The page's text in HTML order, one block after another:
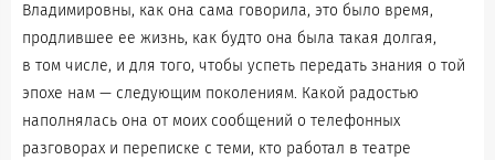
Владимировны, как она сама говорила, это было время,
продлившее ее жизнь, как будто она была такая долгая,
в том числе, и для того, чтобы успеть передать знания о той
эпохе нам — следующим поколениям. Какой радостью
наполнялась она от моих сообщений о телефонных
разговорах и переписке с теми, кто работал в театре